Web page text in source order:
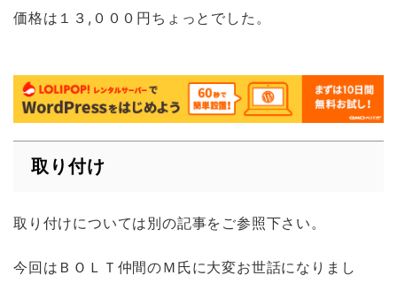
価格は１３,０００円ちょっとでした。
取り付け
取り付けについては別の記事をご参照下さい。
今回はＢＯＬＴ仲間のＭ氏に大変お世話になりまし